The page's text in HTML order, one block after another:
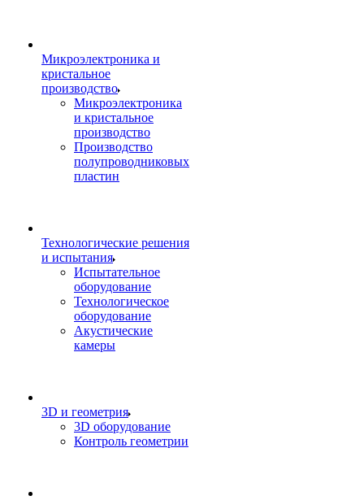
Микроэлектроника и
кристальное
производство
Микроэлектроника
и кристальное
производство
Производство
полупроводниковых
пластин
Технологические решения
и испытания
Испытательное
оборудование
Технологическое
оборудование
Акустические
камеры
3D и геометрия
3D оборудование
Контроль геометрии